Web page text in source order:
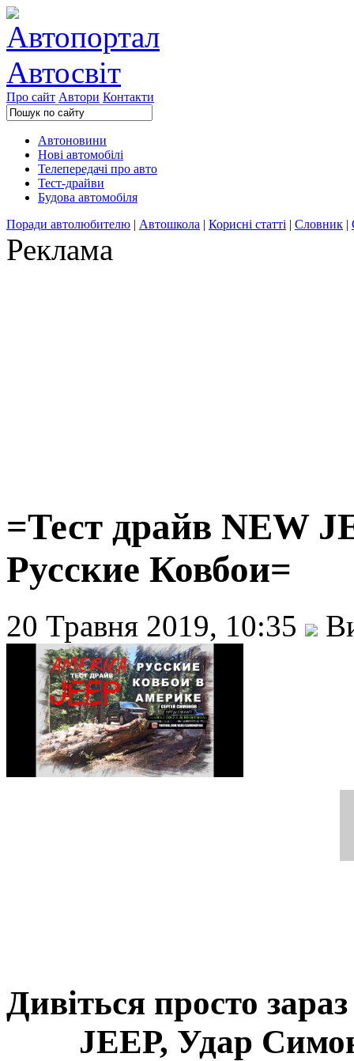
Про сайт Автори Контакти
Автоновини
Нові автомобілі
Телепередачі про авто
Тест-драйви
Будова автомобіля
Поради автолюбителю | Автошкола | Корисні статті | Словник |
Реклама
=Тест драйв NEW
Русские Ковбои=
20 Травня 2019, 10:35
Дивіться просто
JEEP, Удар